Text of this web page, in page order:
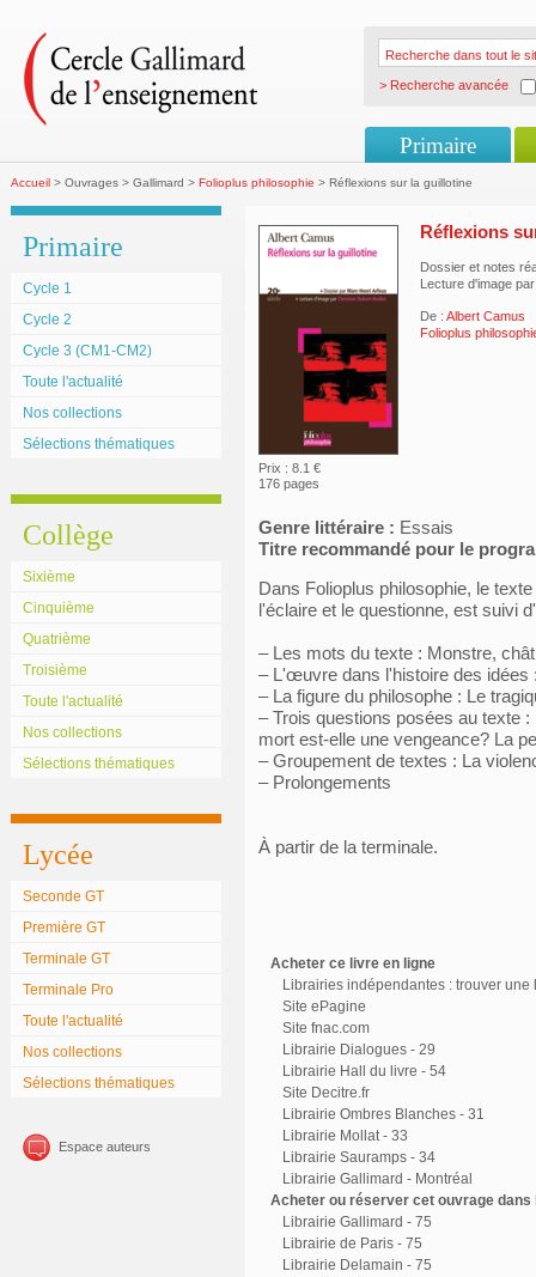
> Recherche avancée
Primaire
Accueil > Ouvrages > Gallimard > Folioplus philosophie > Réflexions sur la guillotine
Primaire
Cycle 1
Cycle 2
Cycle 3 (CM1-CM2)
Toute l'actualité
Nos collections
Sélections thématiques
Collège
Sixième
Cinquième
Quatrième
Troisième
Toute l'actualité
Nos collections
Sélections thématiques
Lycée
Seconde GT
Première GT
Terminale GT
Terminale Pro
Toute l'actualité
Nos collections
Sélections thématiques
Espace auteurs
Prix : 8.1 €
176 pages
Réflexions
Dossier et notes
Lecture d'image
De : Albert Camus
Folioplus
Genre littéraire : Essais
Titre recommandé pour le
Dans Folioplus philosophie, le
l'éclaire et le questionne, est suivi
– Les mots du texte : Monstre,
– L'œuvre dans l'histoire des idées
– La figure du philosophe : Le
– Trois questions posées au texte
mort est-elle une vengeance? La
– Groupement de textes : La
– Prolongements
À partir de la terminale.
Acheter ce livre en ligne
Librairies indépendantes : trouver une
Site ePagine
Site fnac.com
Librairie Dialogues - 29
Librairie Hall du livre - 54
Site Decitre.fr
Librairie Ombres Blanches - 31
Librairie Mollat - 33
Librairie Sauramps - 34
Librairie Gallimard - Montréal
Acheter ou réserver cet ouvrage
Librairie Gallimard - 75
Librairie de Paris - 75
Librairie Delamain - 75